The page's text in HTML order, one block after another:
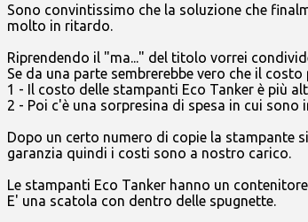
Sono convintissimo che la soluzione che
molto in ritardo.
Riprendendo il "ma..." del titolo vorrei
Se da una parte sembrerebbe vero che il
1 - Il costo delle stampanti Eco Tanker è più
2 - Poi c'è una sorpresina di spesa in cui
Dopo un certo numero di copie la stampante
garanzia quindi i costi sono a nostro carico.
Le stampanti Eco Tanker hanno un
E' una scatola con dentro delle spugnette.